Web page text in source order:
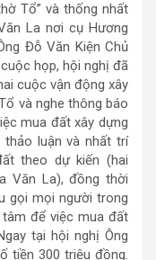
Tổ” và thống nhất
La nơi cụ Hương
Đỗ Văn Kiện Chủ
họp, hội nghị đã
cuộc vận động xây
và nghe thông báo
mua đất xây dựng
luận và nhất trí
theo dự kiến (hai
Văn La), đồng thời
gọi mọi người trong
để việc mua đất
tại hội nghị Ông
tiền 300 triệu đồng.